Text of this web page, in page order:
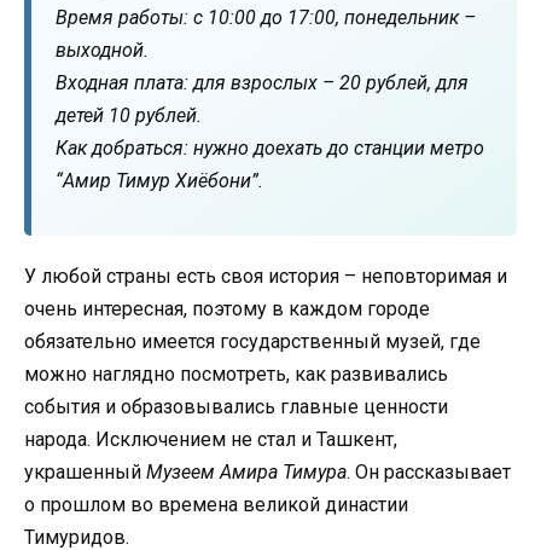
Время работы: с 10:00 до 17:00, понедельник –
выходной.
Входная плата: для взрослых – 20 рублей, для
детей 10 рублей.
Как добраться: нужно доехать до станции метро
“Амир Тимур Хиёбони”.
У любой страны есть своя история – неповторимая и
очень интересная, поэтому в каждом городе
обязательно имеется государственный музей, где
можно наглядно посмотреть, как развивались
события и образовывались главные ценности
народа. Исключением не стал и Ташкент,
украшенный Музеем Амира Тимура. Он рассказывает
о прошлом во времена великой династии
Тимуридов.